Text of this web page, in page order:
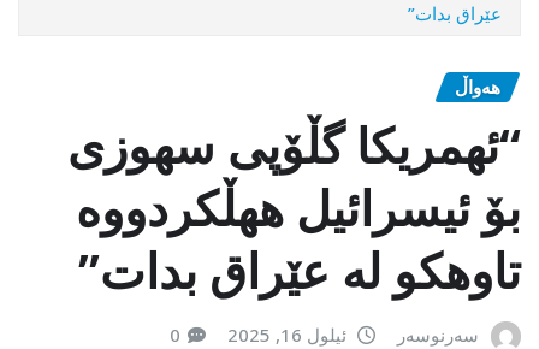
عێراق بدات”
هەواڵ
“ئهمریكا گڵۆپی سهوزی
بۆ ئیسرائیل ههڵكردووه
تاوهكو له عێراق بدات”
سەرنوسەر ئیلول 16, 2025 0